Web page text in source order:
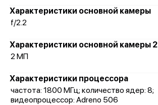
Характеристики основной камеры
f/2.2
Характеристики основной камеры 2
2 МП
Характеристики процессора
частота: 1800 МГц; количество ядер: 8;
видеопроцессор: Adreno 506